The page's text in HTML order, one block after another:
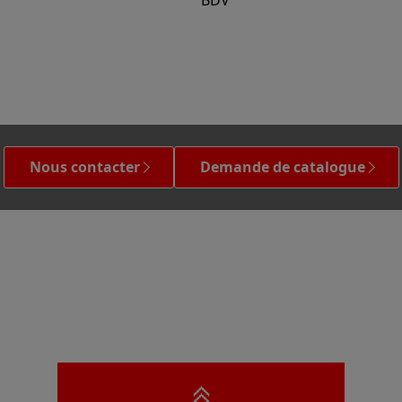
Nous contacter Demande de catalogue